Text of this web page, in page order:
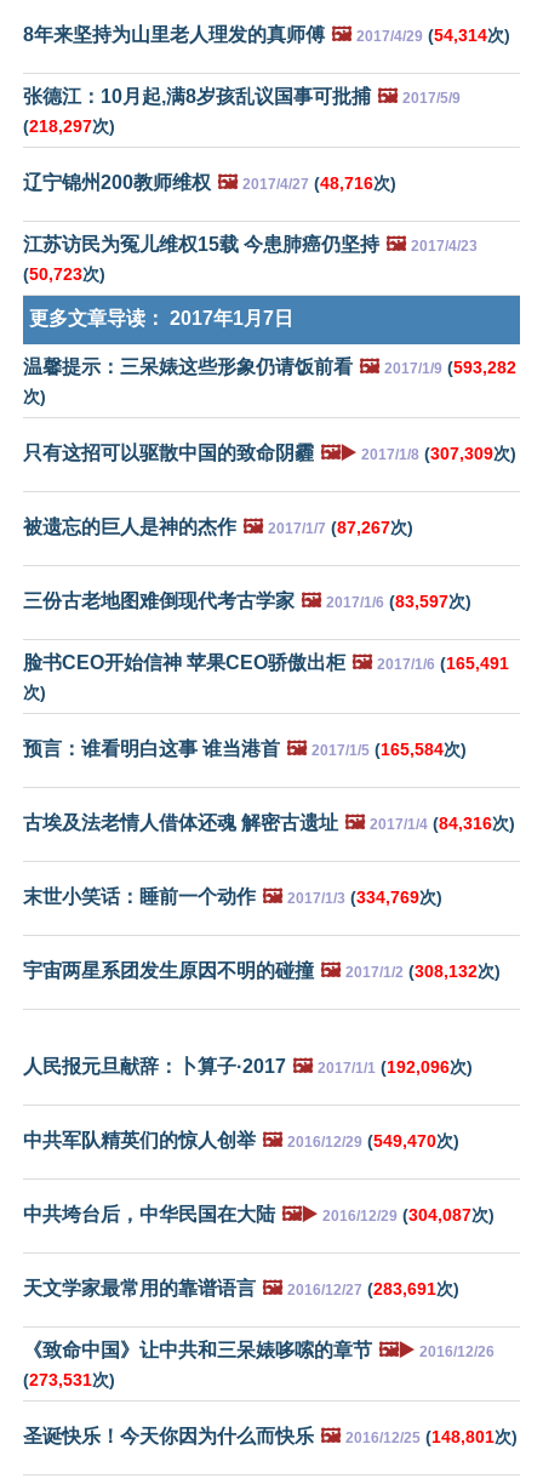
8年来坚持为山里老人理发的真师傅 🖼️ 2017/4/29 (54,314次)
张德江：10月起,满8岁孩乱议国事可批捕 🖼️ 2017/5/9
(218,297次)
辽宁锦州200教师维权 🖼️ 2017/4/27 (48,716次)
江苏访民为冤儿维权15载 今患肺癌仍坚持 🖼️ 2017/4/23
(50,723次)
更多文章导读： 2017年1月7日
温馨提示：三呆婊这些形象仍请饭前看 🖼️ 2017/1/9 (593,282
次)
只有这招可以驱散中国的致命阴霾 🖼️▶️ 2017/1/8 (307,309次)
被遗忘的巨人是神的杰作 🖼️ 2017/1/7 (87,267次)
三份古老地图难倒现代考古学家 🖼️ 2017/1/6 (83,597次)
脸书CEO开始信神 苹果CEO骄傲出柜 🖼️ 2017/1/6 (165,491
次)
预言：谁看明白这事 谁当港首 🖼️ 2017/1/5 (165,584次)
古埃及法老情人借体还魂 解密古遗址 🖼️ 2017/1/4 (84,316次)
末世小笑话：睡前一个动作 🖼️ 2017/1/3 (334,769次)
宇宙两星系团发生原因不明的碰撞 🖼️ 2017/1/2 (308,132次)
人民报元旦献辞：卜算子·2017 🖼️ 2017/1/1 (192,096次)
中共军队精英们的惊人创举 🖼️ 2016/12/29 (549,470次)
中共垮台后，中华民国在大陆 🖼️▶️ 2016/12/29 (304,087次)
天文学家最常用的靠谱语言 🖼️ 2016/12/27 (283,691次)
《致命中国》让中共和三呆婊哆嗦的章节 🖼️▶️ 2016/12/26
(273,531次)
圣诞快乐！今天你因为什么而快乐 🖼️ 2016/12/25 (148,801次)